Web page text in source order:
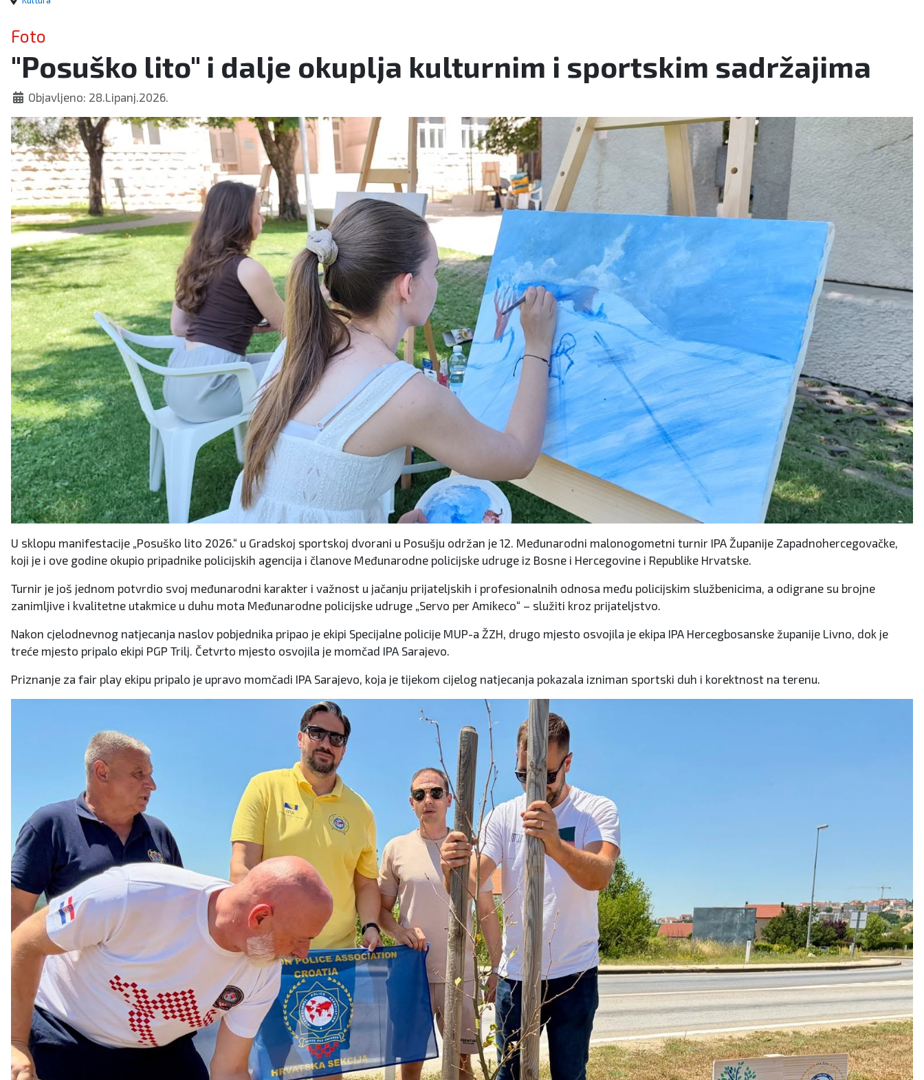
Foto
"Posuško lito" i dalje okuplja kulturnim i sportskim sadržajima
Objavljeno: 28.Lipanj.2026.
U sklopu manifestacije „Posuško lito 2026.“ u Gradskoj sportskoj dvorani u Posušju održan je 12. Međunarodni malonogometni turnir IPA Županije Zapadnohercegovačke,
koji je i ove godine okupio pripadnike policijskih agencija i članove Međunarodne policijske udruge iz Bosne i Hercegovine i Republike Hrvatske.
Turnir je još jednom potvrdio svoj međunarodni karakter i važnost u jačanju prijateljskih i profesionalnih odnosa među policijskim službenicima, a odigrane su brojne
zanimljive i kvalitetne utakmice u duhu mota Međunarodne policijske udruge „Servo per Amikeco“ – služiti kroz prijateljstvo.
Nakon cjelodnevnog natjecanja naslov pobjednika pripao je ekipi Specijalne policije MUP-a ŽZH, drugo mjesto osvojila je ekipa IPA Hercegbosanske županije Livno, dok je
treće mjesto pripalo ekipi PGP Trilj. Četvrto mjesto osvojila je momčad IPA Sarajevo.
Priznanje za fair play ekipu pripalo je upravo momčadi IPA Sarajevo, koja je tijekom cijelog natjecanja pokazala izniman sportski duh i korektnost na terenu.